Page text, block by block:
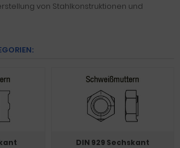
von Stahlkonstruktionen und
DIN 929 Sechskant